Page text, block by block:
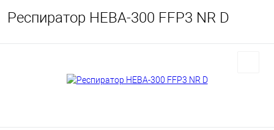
Респиратор НЕВА-300 FFP3 NR D